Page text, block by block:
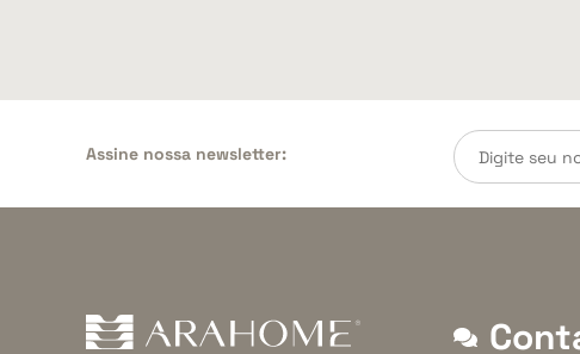
Assine nossa newsletter: